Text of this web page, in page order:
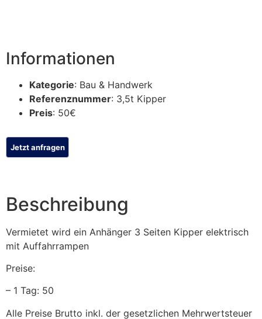
Informationen
Kategorie: Bau & Handwerk
Referenznummer: 3,5t Kipper
Preis: 50€
Beschreibung
Vermietet wird ein Anhänger 3 Seiten Kipper elektrisch
mit Auffahrrampen
Preise:
– 1 Tag: 50
Alle Preise Brutto inkl. der gesetzlichen Mehrwertsteuer